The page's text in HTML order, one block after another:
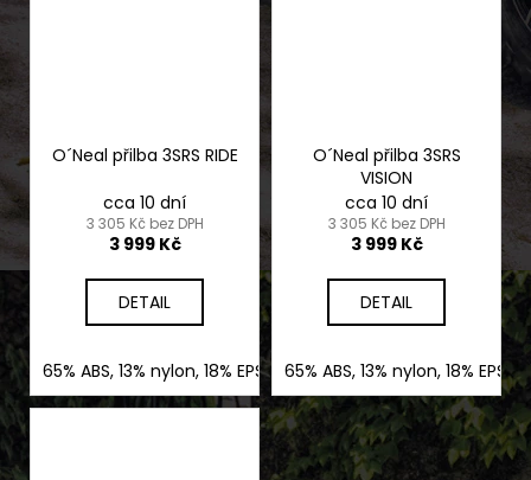
O´Neal přilba 3SRS RIDE
cca 10 dní
3 305 Kč bez DPH
3 999 Kč
DETAIL
65% ABS, 13% nylon, 18% EPS, 4% nerez ocel
O´Neal přilba 3SRS
VISION
cca 10 dní
3 305 Kč bez DPH
3 999 Kč
DETAIL
65% ABS, 13% nylon, 18% EPS,